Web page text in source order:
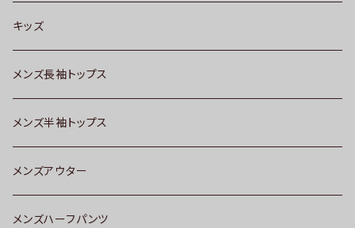
キッズ
メンズ長袖トップス
メンズ半袖トップス
メンズアウター
メンズハーフパンツ